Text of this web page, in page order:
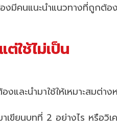
มีคนแนะนำแนวทางที่ถูกต้อ
ใช้ไม่เป็น
และนำมาใช้ให้เหมาะสมต่า
เขียนบทที่ 2 อย่างไร หรือวิ